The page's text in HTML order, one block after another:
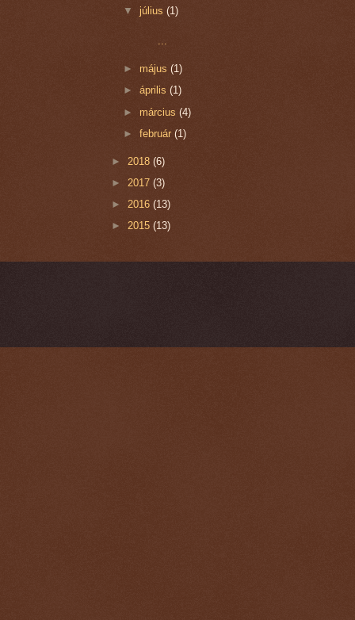
▼ július(1)
...
► május(1)
►április(1)
► március(4)
►február(1)
► 2018 (6)
► 2017 (3)
► 2016 (13)
► 2015 (13)